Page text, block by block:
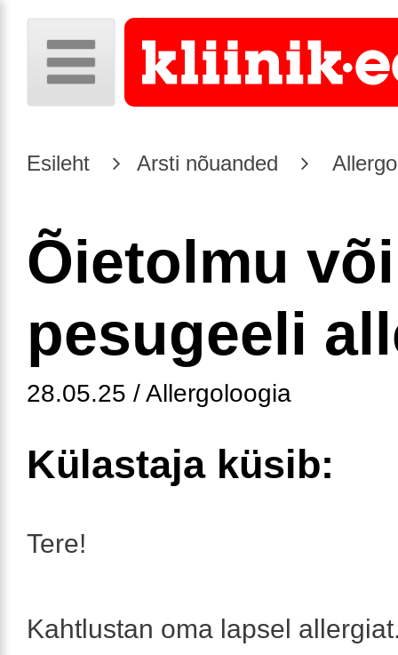
Esileht Arsti nõuanded
Õietolmu või
pesugeeli
28.05.25 / Allergoloogia
Külastaja küsib:
Tere!
Kahtlustan oma lapsel